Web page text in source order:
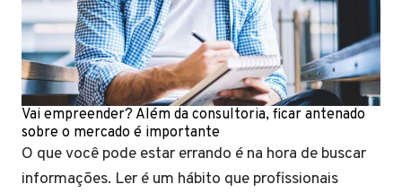
Vai empreender? Além da consultoria, ficar antenado
sobre o mercado é importante
O que você pode estar errando é na hora de buscar
informações. Ler é um hábito que profissionais